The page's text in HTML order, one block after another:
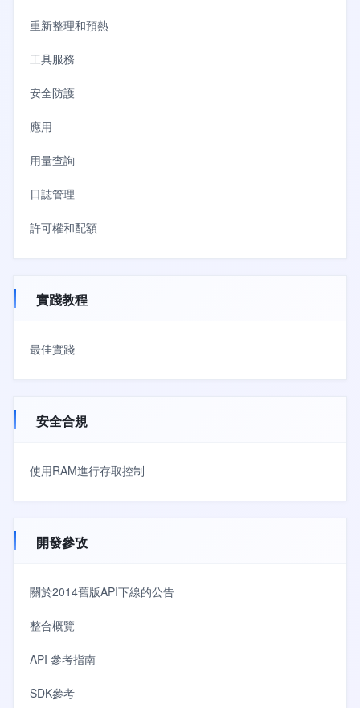
重新整理和預熱
工具服務
安全防護
應用
用量查詢
日誌管理
許可權和配額
實踐教程
最佳實踐
安全合規
使用RAM進行存取控制
開發參攷
關於2014舊版API下線的公告
整合概覽
API 參考指南
SDK參考